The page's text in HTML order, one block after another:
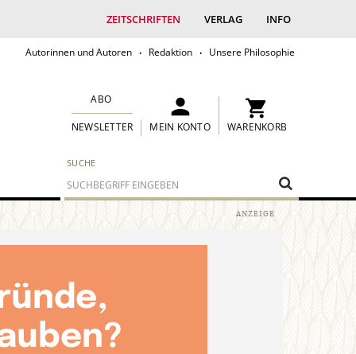
ZEITSCHRIFTEN VERLAG INFO
Autorinnen und Autoren Redaktion Unsere Philosophie
SUCHE
ABO
NEWSLETTER MEIN KONTO WARENKORB